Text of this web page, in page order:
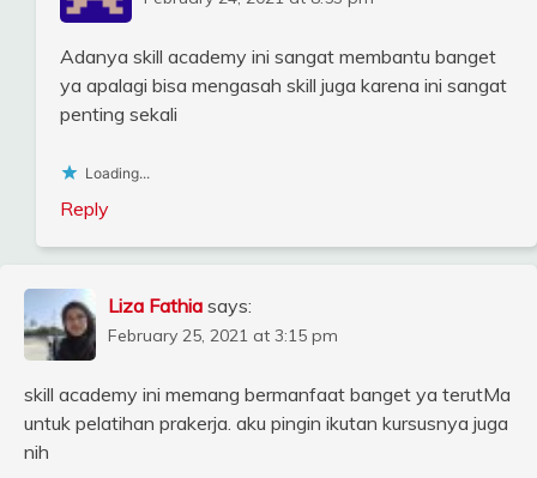
Adanya skill academy ini sangat membantu banget
ya apalagi bisa mengasah skill juga karena ini sangat
penting sekali
Loading...
Reply
Liza Fathia says:
February 25, 2021 at 3:15 pm
skill academy ini memang bermanfaat banget ya terutMa
untuk pelatihan prakerja. aku pingin ikutan kursusnya juga
nih